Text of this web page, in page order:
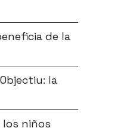
de la
la
los niños